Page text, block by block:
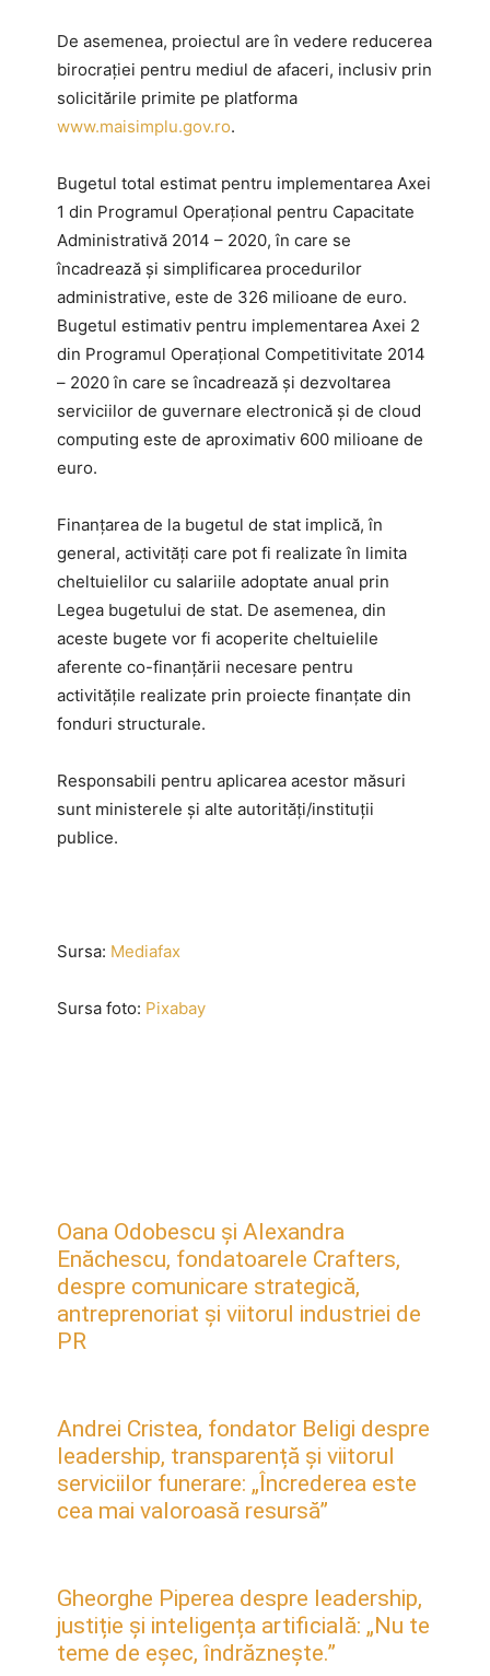
De asemenea, proiectul are în vedere reducerea
birocraţiei pentru mediul de afaceri, inclusiv prin
solicitările primite pe platforma
www.maisimplu.gov.ro.
Bugetul total estimat pentru implementarea Axei
1 din Programul Operaţional pentru Capacitate
Administrativă 2014 – 2020, în care se
încadrează şi simplificarea procedurilor
administrative, este de 326 milioane de euro.
Bugetul estimativ pentru implementarea Axei 2
din Programul Operaţional Competitivitate 2014
– 2020 în care se încadrează şi dezvoltarea
serviciilor de guvernare electronică şi de cloud
computing este de aproximativ 600 milioane de
euro.
Finanţarea de la bugetul de stat implică, în
general, activităţi care pot fi realizate în limita
cheltuielilor cu salariile adoptate anual prin
Legea bugetului de stat. De asemenea, din
aceste bugete vor fi acoperite cheltuielile
aferente co-finanţării necesare pentru
activităţile realizate prin proiecte finanţate din
fonduri structurale.
Responsabili pentru aplicarea acestor măsuri
sunt ministerele şi alte autorităţi/instituţii
publice.
Sursa: Mediafax
Sursa foto: Pixabay
Oana Odobescu și Alexandra
Enăchescu, fondatoarele Crafters,
despre comunicare strategică,
antreprenoriat și viitorul industriei de
PR
Andrei Cristea, fondator Beligi despre
leadership, transparență și viitorul
serviciilor funerare: „Încrederea este
cea mai valoroasă resursă”
Gheorghe Piperea despre leadership,
justiție și inteligența artificială: „Nu te
teme de eșec, îndrăznește.”